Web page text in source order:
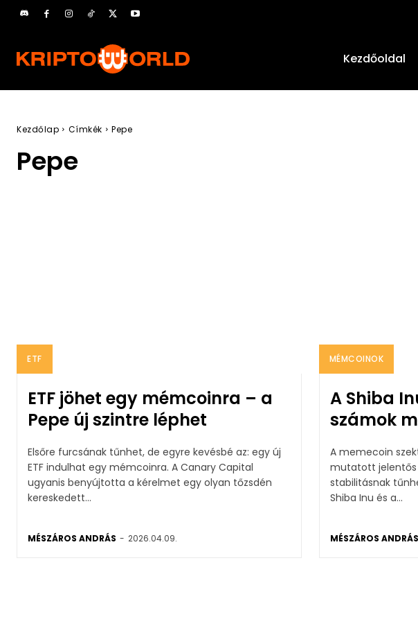
Kezdőoldal
Kezdőlap Címkék Pepe
Pepe
ETF
ETF jöhet egy mémcoinra – a
Pepe új szintre léphet
Elsőre furcsának tűnhet, de egyre kevésbé az: egy új
ETF indulhat egy mémcoinra. A Canary Capital
ugyanis benyújtotta a kérelmet egy olyan tőzsdén
kereskedett...
MÉSZÁROS ANDRÁS - 2026.04.09.
MÉMCOINOK
A Shiba
számok
A memecoin
mutatott jelentős
stabilitásnak tűnhet. A legnagyobb szereplők
Shiba Inu és a...
MÉSZÁROS ANDRÁS